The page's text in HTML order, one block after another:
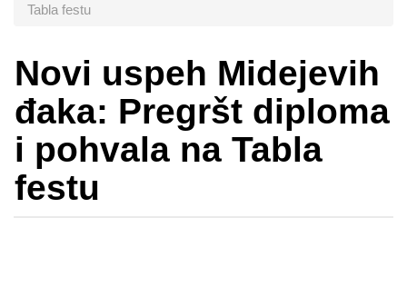
Tabla festu
Novi uspeh Midejevih
đaka: Pregršt diploma
i pohvala na Tabla
festu